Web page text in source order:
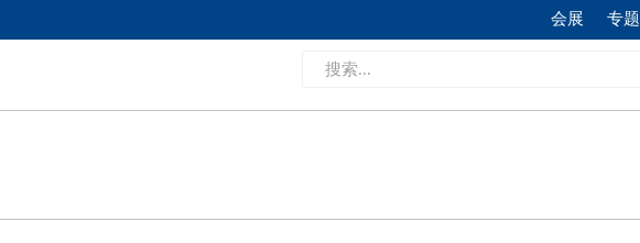
会展 专题